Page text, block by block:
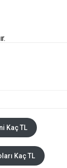
Kaç TL
Kaç TL